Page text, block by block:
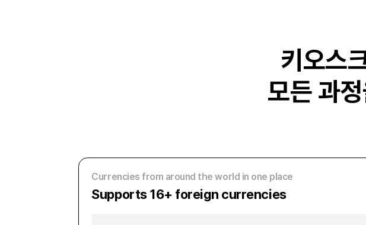
키오스
모든 과
Currencies from around the world in one place
Supports 16+ foreign currencies